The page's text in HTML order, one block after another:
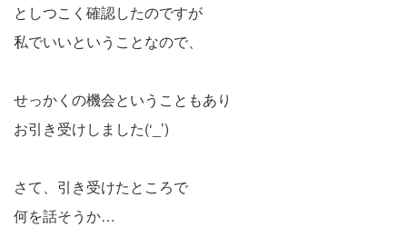
としつこく確認したのですが
私でいいということなので、
せっかくの機会ということもあり
お引き受けしました(‘_’)
さて、引き受けたところで
何を話そうか…